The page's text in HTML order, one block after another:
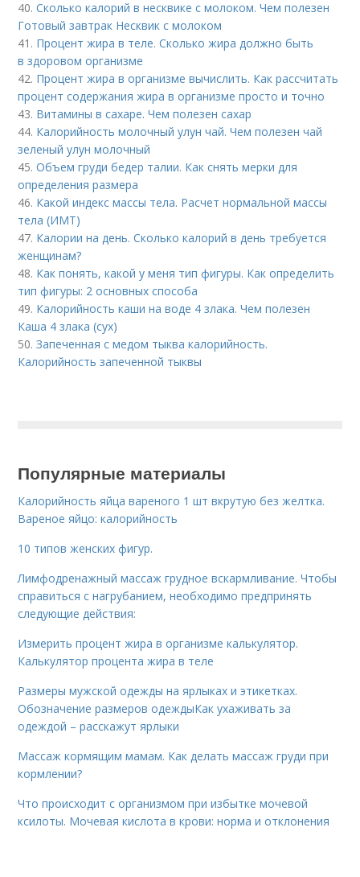
40.Сколько калорий в несквике с молоком. Чем полезен
Готовый завтрак Несквик с молоком
41. Процент жира в теле. Сколько жира должно быть
в здоровом организме
42. Процент жира в организме вычислить. Как рассчитать
процент содержания жира в организме просто и точно
43. Витамины в сахаре. Чем полезен сахар
44. Калорийность молочный улун чай. Чем полезен чай
зеленый улун молочный
45.Объем груди бедер талии. Как снять мерки для
определения размера
46. Какой индекс массы тела. Расчет нормальной массы
тела (ИМТ)
47. Калории на день. Сколько калорий в день требуется
женщинам?
48. Как понять, какой у меня тип фигуры. Как определить
тип фигуры: 2 основных способа
49. Калорийность каши на воде 4 злака. Чем полезен
Каша 4 злака (сух)
50.Запеченная с медом тыква калорийность.
Калорийность запеченной тыквы
Популярные материалы
Калорийность яйца вареного 1 шт вкрутую без желтка.
Вареное яйцо: калорийность
10 типов женских фигур.
Лимфодренажный массаж грудное вскармливание. Чтобы
справиться с нагрубанием, необходимо предпринять
следующие действия:
Измерить процент жира в организме калькулятор.
Калькулятор процента жира в теле
Размеры мужской одежды на ярлыках и этикетках.
Обозначение размеров одеждыКак ухаживать за
одеждой – расскажут ярлыки
Массаж кормящим мамам. Как делать массаж груди при
кормлении?
Что происходит с организмом при избытке мочевой
ксилоты. Мочевая кислота в крови: норма и отклонения